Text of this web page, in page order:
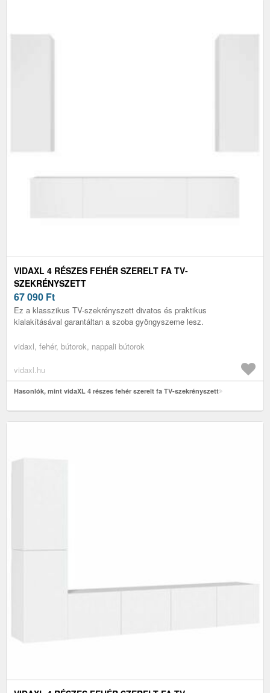
VIDAXL 4 RÉSZES FEHÉR SZERELT FA TV-
SZEKRÉNYSZETT
67 090 Ft
Ez a klasszikus TV-szekrényszett divatos és praktikus
kialakításával garantáltan a szoba gyöngyszeme lesz.
vidaxl, fehér, bútorok, nappali bútorok
vidaxl.hu
Hasonlók, mint vidaXL 4 részes fehér szerelt fa TV-szekrényszett